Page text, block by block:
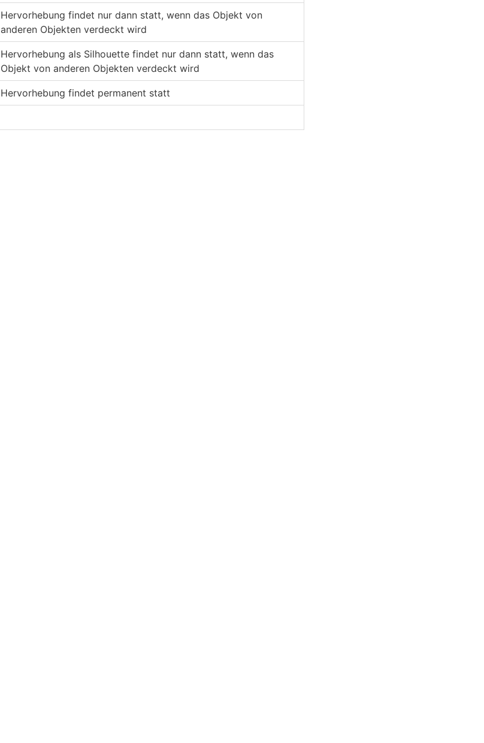
Hervorhebung findet nur dann statt, wenn das Objekt von
anderen Objekten verdeckt wird
Hervorhebung als Silhouette findet nur dann statt, wenn das
Objekt von anderen Objekten verdeckt wird
Hervorhebung findet permanent statt